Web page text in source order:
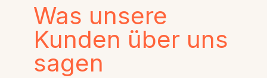
Was unsere
Kunden über uns
sagen